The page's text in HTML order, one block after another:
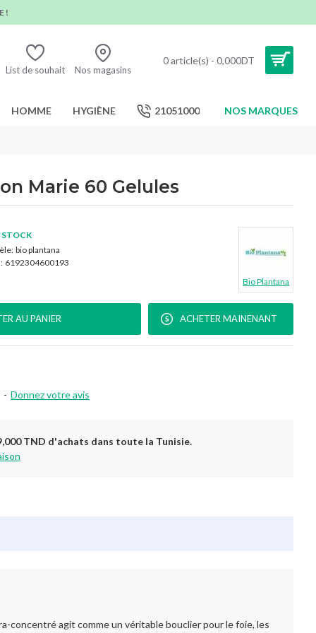
!
List de souhait Nos magasins
0 article(s) - 0,000DT
HOMME HYGIÈNE 21051000 NOS MARQUES
Marie 60 Gelules
- Donnez votre avis
STOCK
bio plantana
6192304600193
Bio Plantana
AU PANIER ACHETER MAINENANT
TND d'achats dans toute la Tunisie.
concentré agit comme un véritable bouclier pour le foie, les